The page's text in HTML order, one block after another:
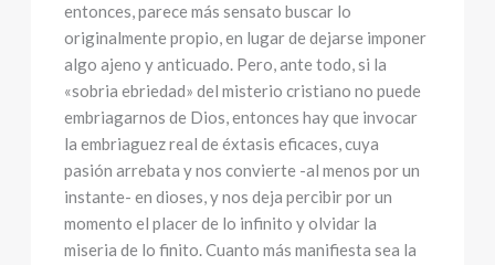
entonces, parece más sensato buscar lo
originalmente propio, en lugar de dejarse imponer
algo ajeno y anticuado. Pero, ante todo, si la
«sobria ebriedad» del misterio cristiano no puede
embriagarnos de Dios, entonces hay que invocar
la embriaguez real de éxtasis eficaces, cuya
pasión arrebata y nos convierte -al menos por un
instante- en dioses, y nos deja percibir por un
momento el placer de lo infinito y olvidar la
miseria de lo finito. Cuanto más manifiesta sea la